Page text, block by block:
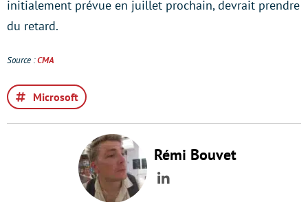
initialement prévue en juillet prochain, devrait prendre
du retard.
Source :CMA
Microsoft
Rémi Bouvet
LinkedIn